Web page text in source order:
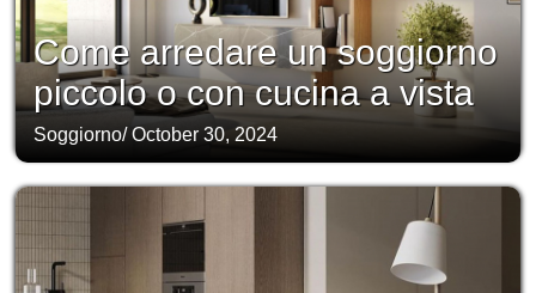
Come arredare un soggiorno
piccolo o con cucina a vista
Soggiorno/October 30, 2024